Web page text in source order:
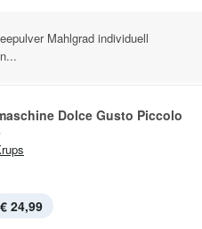
Mahlgrad individuell
Dolce Gusto Piccolo
€ 24,99